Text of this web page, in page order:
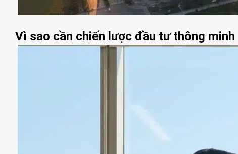
Vì sao cần chiến lược đầu tư thông minh